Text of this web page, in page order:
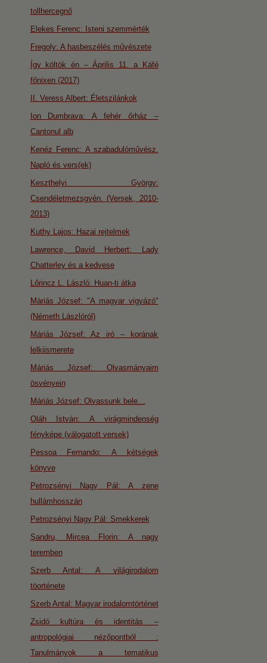
tollhercegnő
Elekes Ferenc: Isteni szemmérték
Fregoly: A hasbeszélés művészete
Így költök én – Április 11. a Káfé
főnixen (2017)
II. Veress Albert: Életszilánkok
Ion Dumbrava: A fehér őrház –
Cantonul alb
Kenéz Ferenc: A szabadulóművész.
Napló és vers(ek)
Keszthelyi György:
Csendéletmezsgyén. (Versek, 2010-
2013)
Kuthy Lajos: Hazai rejtelmek
Lawrence, David Herbert: Lady
Chatterley és a kedvese
Lőrincz L. László: Huan-ti átka
Máriás József: "A magyar vigyázó"
(Németh Lászlóról)
Máriás József: Az iró – korának
lelkiismerete
Máriás József: Olvasmányaim
ösvényein
Máriás József: Olvassunk bele…
Oláh István: A virágmindenség
fényképe (válogatott versek)
Pessoa Fernando: A kétségek
könyve
Petrozsényi Nagy Pál: A zene
hullámhosszán
Petrozsényi Nagy Pál: Smekkerek
Şandru, Mircea Florin: A nagy
teremben
Szerb Antal: A világirodalom
töorténete
Szerb Antal: Magyar irodalomtörténet
Zsidó kultúra és identitás –
antropológiai nézőpontból :
Tanulmányok a tematikus